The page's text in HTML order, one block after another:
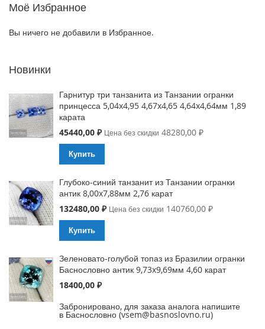
Моё Избранное
Вы ничего не добавили в Избранное.
Новинки
Гарнитур три танзанита из Танзании огранки
принцесса 5,04x4,95 4,67x4,65 4,64x4,64мм 1,89
карата
Special
45440,00 ₽ Цена без скидки 48280,00 ₽
Купить
Глубоко-синий танзанит из Танзании огранки
антик 8,00x7,88мм 2,76 карат
Special
132480,00 ₽ Цена без скидки 140760,00 ₽
Купить
Зеленовато-голубой топаз из Бразилии огранки
Баснословно антик 9,73x9,69мм 4,60 карат
18400,00 ₽
Забронировано, для заказа аналога напишите
в Баснословно (vsem@basnoslovno.ru)